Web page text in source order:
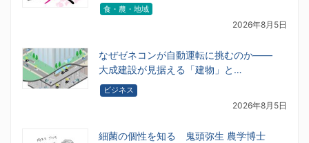
食・農・地域
2026年8月5日
なぜゼネコンが自動運転に挑むのか――
大成建設が見据える「建物」と…
ビジネス
2026年8月5日
細菌の個性を知る 鬼頭弥生 農学博士